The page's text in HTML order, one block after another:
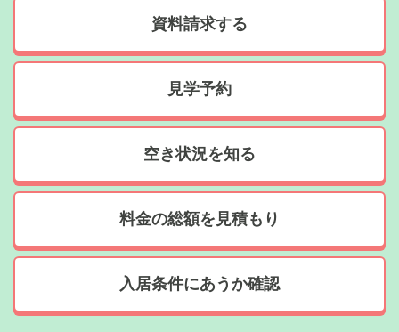
資料請求する
見学予約
空き状況を知る
料金の総額を見積もり
入居条件にあうか確認